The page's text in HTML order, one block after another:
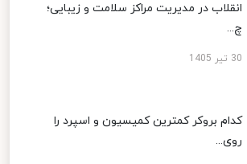
انقلاب در مدیریت مراکز سلامت و زیبایی؛
چ...
30 تیر 1405
کدام بروکر کمترین کمیسیون و اسپرد را
روی...